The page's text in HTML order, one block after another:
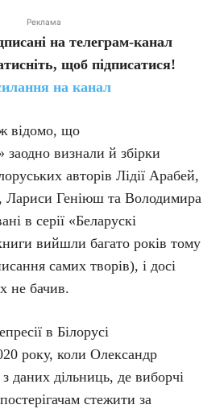
Реклама
на телеграм-канал
щоб підписатися!
на канал
відомо, що
заодно визнали й збірки
авторів Лідії Арабей,
Лариси Геніюш та Володимира
в серії «Беларускі
вийшли багато років тому
самих творів), і досі
не бачив.
в Білорусі
року, коли Олександр
даних дільниць, де виборчі
стежити за